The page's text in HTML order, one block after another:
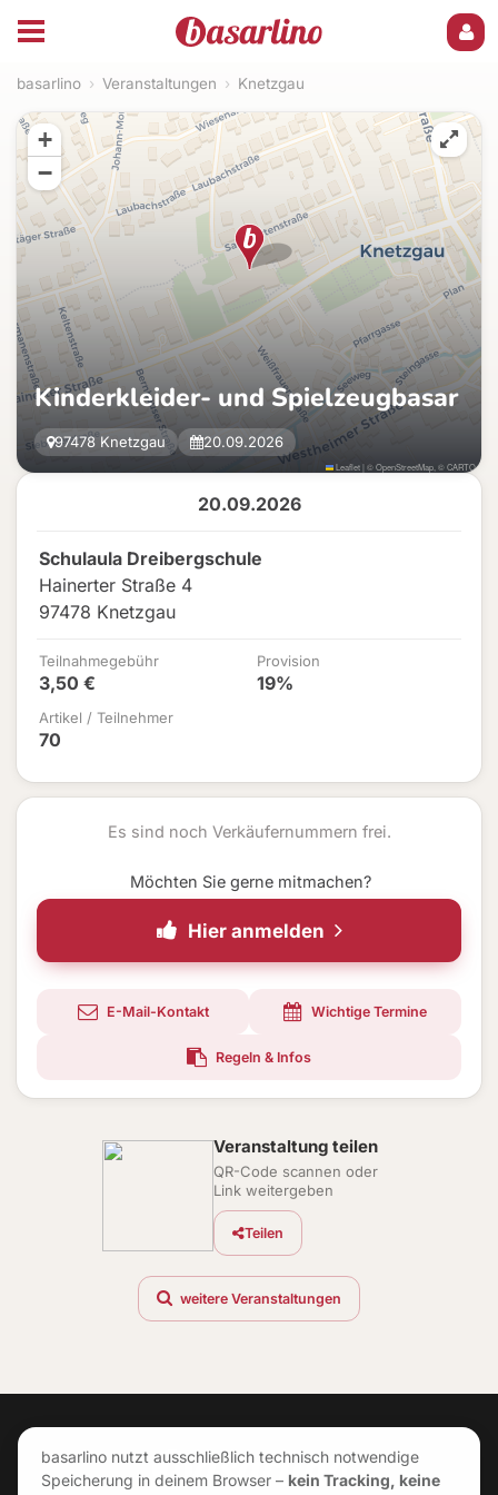
basarlino › Veranstaltungen › Knetzgau
20.09.2026
Schulaula Dreibergschule
Hainerter Straße 4
97478 Knetzgau
Teilnahmegebühr
3,50 €
Provision
19%
Artikel / Teilnehmer
70
Es sind noch Verkäufernummern frei.
Möchten Sie gerne mitmachen?
Hier anmelden
E-Mail-Kontakt Wichtige Termine
Regeln & Infos
Kinderkleider- und Spielzeugbasar
97478 Knetzgau 20.09.2026
+
−
Leaflet|©OpenStreetMap , ©CARTO
Veranstaltung teilen
QR-Code scannen oder
Link weitergeben
Teilen
weitere Veranstaltungen
basarlino nutzt ausschließlich technisch notwendige
Speicherung in deinem Browser – kein Tracking, keine